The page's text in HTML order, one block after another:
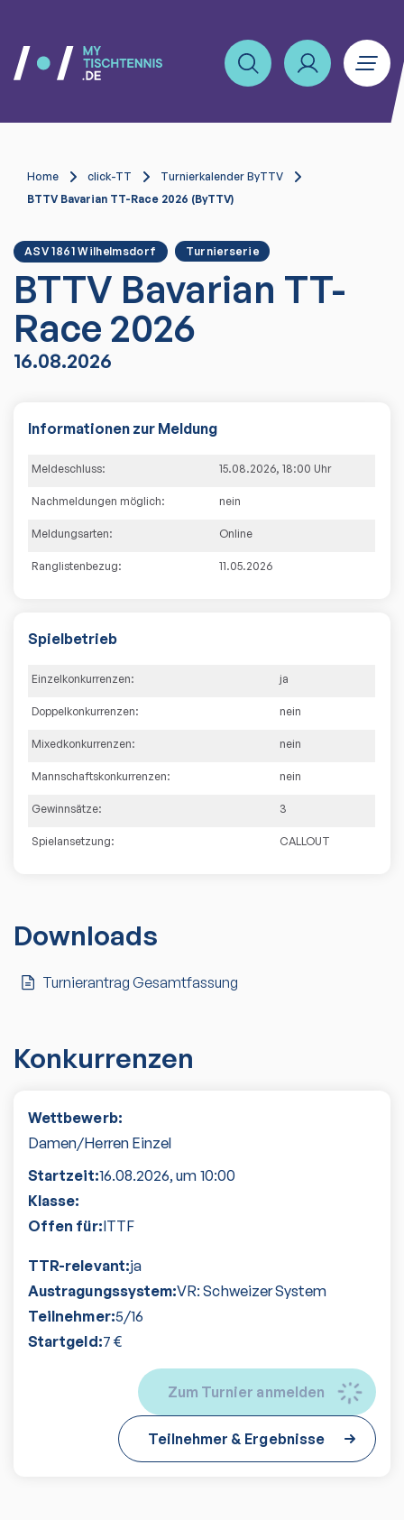
Home click-TT
Turnierkalender ByTTV
BTTV Bavarian TT-Race 2026 (ByTTV)
ASV 1861 Wilhelmsdorf Turnierserie
BTTV Bavarian TT-
Race 2026
16.08.2026
Informationen zur Meldung
Meldeschluss: 15.08.2026, 18:00 Uhr
Nachmeldungen möglich: nein
Meldungsarten: Online
Ranglistenbezug: 11.05.2026
Spielbetrieb
Einzelkonkurrenzen: ja
Doppelkonkurrenzen: nein
Mixedkonkurrenzen: nein
Mannschaftskonkurrenzen: nein
Gewinnsätze: 3
Spielansetzung: CALLOUT
Downloads
Turnierantrag Gesamtfassung
Konkurrenzen
Wettbewerb:
Damen/Herren Einzel
Startzeit:16.08.2026, um 10:00
Klasse:
Offen für:ITTF
TTR-relevant:ja
Austragungssystem:VR: Schweizer System
Teilnehmer:5/16
Startgeld:7 €
Zum Turnier anmelden
Teilnehmer & Ergebnisse